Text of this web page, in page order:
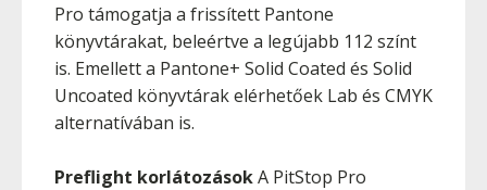
Pro támogatja a frissített Pantone
könyvtárakat, beleértve a legújabb 112 színt
is. Emellett a Pantone+ Solid Coated és Solid
Uncoated könyvtárak elérhetőek Lab és CMYK
alternatívában is.
Preflight korlátozásokA PitStop Pro